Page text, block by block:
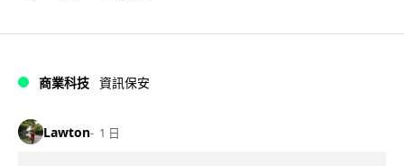
商業科技 資訊保安
Lawton 1 日